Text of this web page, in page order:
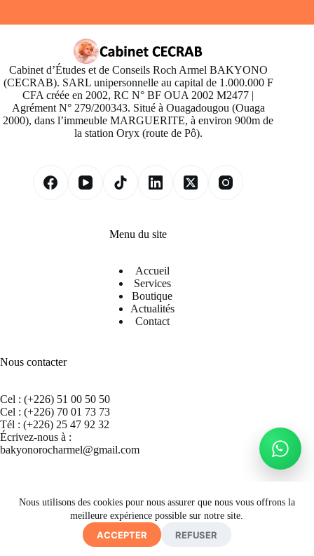
Nous utilisons des cookies pour nous assurer que nous vous offrons la
meilleure expérience possible sur notre site.
ACCEPTER REFUSER
Cabinet d’Études et de Conseils Roch Armel BAKYONO
(CECRAB). SARL unipersonnelle au capital de 1.000.000 F
CFA créée en 2002, RC N° BF OUA 2002 M2477 |
Agrément N° 279/200343. Situé à Ouagadougou (Ouaga
2000), dans l’immeuble MARGUERITE, à environ 900m de
la station Oryx (route de Pô).
Menu du site
Accueil
Services
Boutique
Actualités
Contact
Nous contacter
Cel : (+226) 51 00 50 50
Cel : (+226) 70 01 73 73
Tél : (+226) 25 47 92 32
Écrivez-nous à :
bakyonorocharmel@gmail.com
Copyright © 2026 CECRAB - Site byA. K. SIMPORE